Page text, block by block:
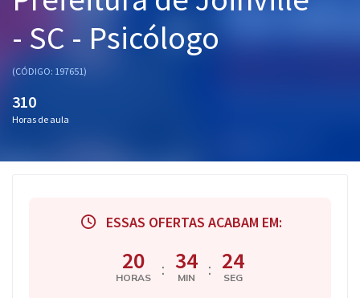
Graduação
Mentorias
- SC - Psicólogo
(CÓDIGO: 197651)
310
Horas de aula
ESSAS OFERTAS ACABAM EM:
20
HORAS : 34
MIN : 23
SEG